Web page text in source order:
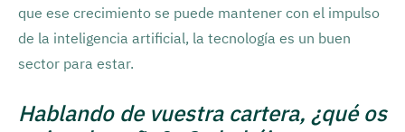
que ese crecimiento se puede mantener con el impulso
de la inteligencia artificial, la tecnología es un buen
sector para estar.
Hablando de vuestra cartera, ¿qué os